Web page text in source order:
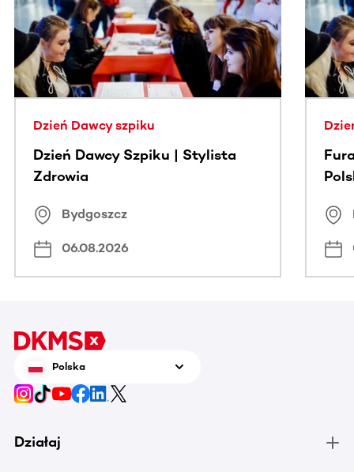
Dzień Dawcy szpiku
Dzień Dawcy Szpiku | Stylista
Zdrowia
Bydgoszcz
06.08.2026
Polska
Działaj